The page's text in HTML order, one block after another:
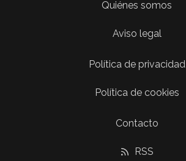
Quiénes somos
Aviso legal
Política de privacidad
Política de cookies
Contacto
RSS